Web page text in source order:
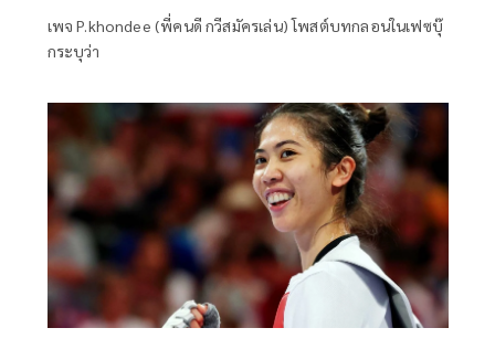
เพจ P.khondee (พี่คนดี กวีสมัครเล่น) โพสต์บทกลอนในเฟซบุ๊
กระบุว่า